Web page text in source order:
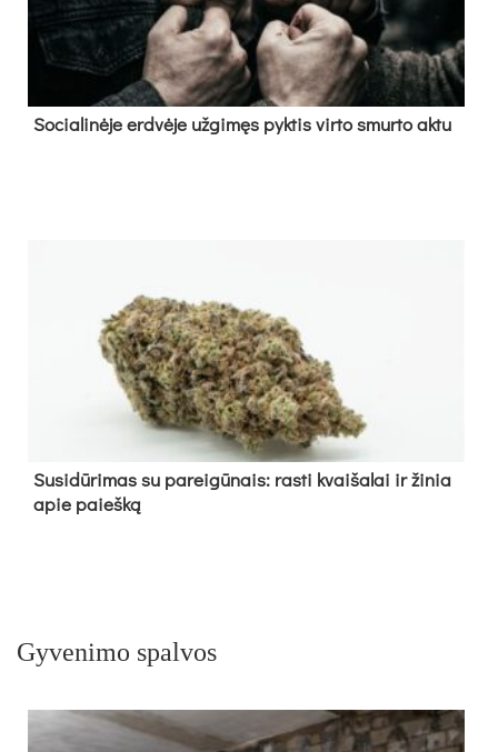
So­cia­li­nė­je erd­vė­je už­gi­męs pyk­tis vir­to smur­to ak­tu
Su­si­dū­ri­mas su pa­rei­gū­nais: ras­ti kvai­ša­lai ir ži­nia
apie paieš­ką
Gyvenimo spalvos